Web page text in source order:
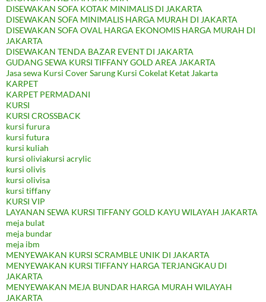
DISEWAKAN SOFA KOTAK MINIMALIS DI JAKARTA
DISEWAKAN SOFA MINIMALIS HARGA MURAH DI JAKARTA
DISEWAKAN SOFA OVAL HARGA EKONOMIS HARGA MURAH DI
JAKARTA
DISEWAKAN TENDA BAZAR EVENT DI JAKARTA
GUDANG SEWA KURSI TIFFANY GOLD AREA JAKARTA
Jasa sewa Kursi Cover Sarung Kursi Cokelat Ketat Jakarta
KARPET
KARPET PERMADANI
KURSI
KURSI CROSSBACK
kursi furura
kursi futura
kursi kuliah
kursi oliviakursi acrylic
kursi olivis
kursi olivisa
kursi tiffany
KURSI VIP
LAYANAN SEWA KURSI TIFFANY GOLD KAYU WILAYAH JAKARTA
meja bulat
meja bundar
meja ibm
MENYEWAKAN KURSI SCRAMBLE UNIK DI JAKARTA
MENYEWAKAN KURSI TIFFANY HARGA TERJANGKAU DI
JAKARTA
MENYEWAKAN MEJA BUNDAR HARGA MURAH WILAYAH
JAKARTA